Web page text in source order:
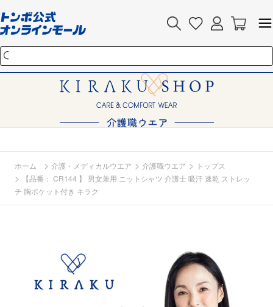
ホーム > 介護・メディカルウエア > 介護職ウエア > トップス
>
【品番： CR144 】 男女兼用 ニットシャツ 介護士 吸汗 速乾 ストレッ
チ 胸ポケット付き キラク